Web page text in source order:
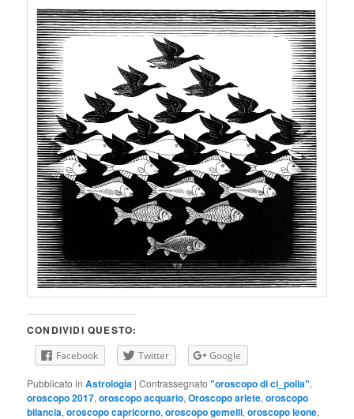
CONDIVIDI QUESTO:
Facebook Twitter Google
Pubblicato in Astrologia |Contrassegnato "oroscopo di ci_polla",
oroscopo 2017,oroscopo acquario,Oroscopo ariete,oroscopo
bilancia,oroscopo capricorno,oroscopo gemelli,oroscopo leone,